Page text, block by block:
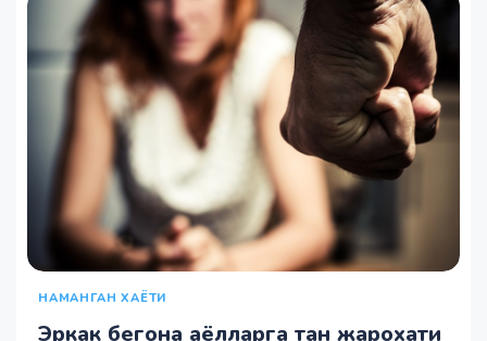
НАМАНГАН ХАЁТИ
Эркак бегона аёлларга тан жарохати